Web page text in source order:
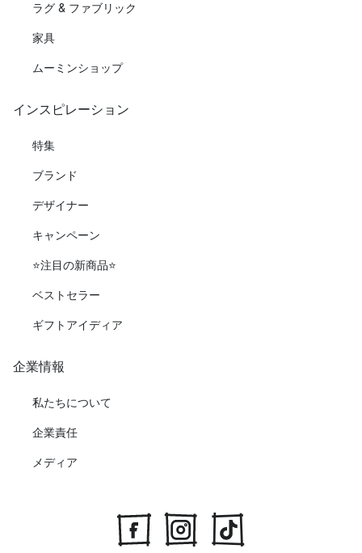
ラグ & ファブリック
家具
ムーミンショップ
インスピレーション
特集
ブランド
デザイナー
キャンペーン
⭐️注目の新商品⭐️
ベストセラー
ギフトアイディア
企業情報
私たちについて
企業責任
メディア